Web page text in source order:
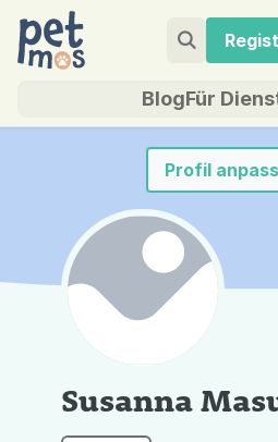
BlogFür
Profil
Susanna